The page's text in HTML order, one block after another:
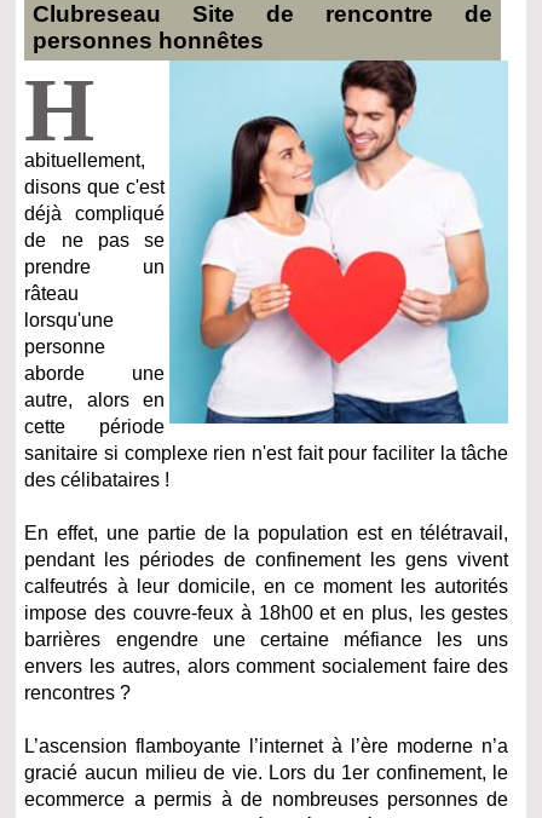
Clubreseau Site de rencontre de
personnes honnêtes
H
abituellement,
disons que c'est
déjà compliqué
de ne pas se
prendre un
râteau
lorsqu'une
personne
aborde une
autre, alors en
cette période
sanitaire si complexe rien n'est fait pour faciliter la tâche
des célibataires !
En effet, une partie de la population est en télétravail,
pendant les périodes de confinement les gens vivent
calfeutrés à leur domicile, en ce moment les autorités
impose des couvre-feux à 18h00 et en plus, les gestes
barrières engendre une certaine méfiance les uns
envers les autres, alors comment socialement faire des
rencontres ?
L’ascension flamboyante l’internet à l’ère moderne n’a
gracié aucun milieu de vie. Lors du 1er confinement, le
ecommerce a permis à de nombreuses personnes de